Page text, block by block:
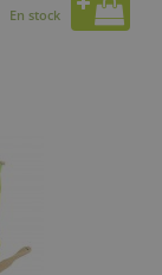
En stock